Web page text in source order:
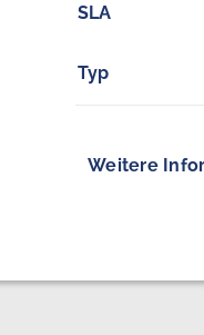
SLA
Typ
Weitere